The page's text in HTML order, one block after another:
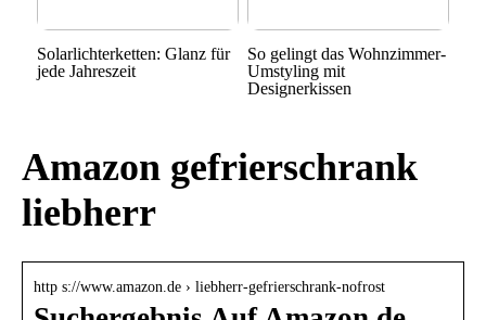
Solarlichterketten: Glanz für
jede Jahreszeit
So gelingt das Wohnzimmer-
Umstyling mit
Designerkissen
Amazon gefrierschrank
liebherr
http s://www.amazon.de › liebherr-gefrierschrank-nofrost